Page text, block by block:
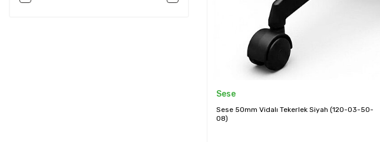
Sese
Sese 50mm Vidalı Tekerlek Siyah (120-03-50-
08)